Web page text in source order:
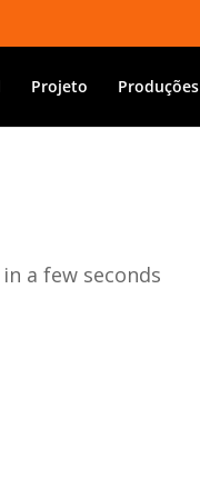
Projeto Produções
a few seconds